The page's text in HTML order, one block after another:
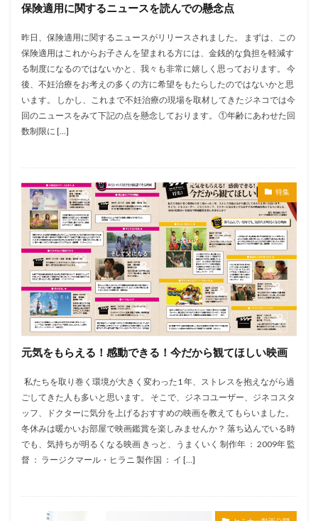
保険適用に関するニュースを読んでの懸念点
昨日、保険適用に関するニュースがリリースされました。 まずは、この
保険適用はこれからお子さんを望まれる方には、金銭的な負担を軽減す
る制度になるのではないかと、我々も非常に嬉しく思っております。 今
後、不妊治療をお考えの多くの方に希望をもたらしたのではないかと思
います。 しかし、これまで不妊治療の現場を取材してきたジネコでは今
回のニュースをみて下記の点を懸念しております。 ①年齢にあわせた回
数制限に […]
特集
元気をもらえる！感動できる！今だから観てほしい映画
私たちを取り巻く環境が大きく変わった1 年、ストレスを抱えながら過
ごしてきた人も多いと思います。 そこで、ジネコユーザー、ジネコスタ
ッフ、ドクターに気分を上げるおすすめの映画を教えてもらいました。
冬休みは暖かいお部屋で映画鑑賞を楽しみませんか？ 落ち込んでいる時
でも、気持ちが明るくなる映画 きっと、うまくいく 制作年 ： 2009年 監
督 ： ラージクマール・ヒラニ 製作国 ： イ […]